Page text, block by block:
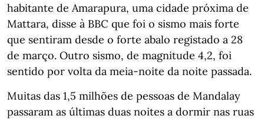
habitante de Amarapura, uma cidade próxima de
Mattara, disse à BBC que foi o sismo mais forte
que sentiram desde o forte abalo registado a 28
de março. Outro sismo, de magnitude 4,2, foi
sentido por volta da meia-noite da noite passada.
Muitas das 1,5 milhões de pessoas de Mandalay
passaram as últimas duas noites a dormir nas ruas